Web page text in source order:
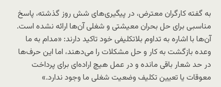
به گفته کارگران معترض، در پیگیری‌های شش روز گذشته، پاسخ
مناسبی برای حل بحران معیشتی و شغلی آن‌ها ارائه نشده است.
آن‌ها با اشاره به تداوم بلاتکلیفی خود تاکید دارند: «مدام به ما
وعده بازگشت به کار و حل مشکلات را می‌دهند، اما این حرف‌ها
در حد شعار باقی مانده و در عمل هیچ اراده‌ای برای پرداخت
معوقات یا تعیین تکلیف وضعیت شغلی ما وجود ندارد.»